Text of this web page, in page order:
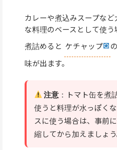
カレーや煮込みスープな
な料理のベースとして使
煮詰めると ケチャップ
味が出ます。
注意 ：トマト缶を煮
使うと料理が水っぽく
スに使う場合は、事前
縮してから加えましょう